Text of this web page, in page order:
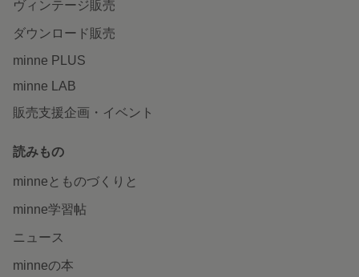
ヴィンテージ販売
ダウンロード販売
minne PLUS
minne LAB
販売支援企画・イベント
読みもの
minneとものづくりと
minne学習帖
ニュース
minneの本